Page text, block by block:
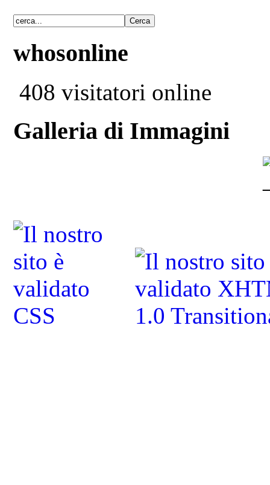
whosonline
408 visitatori online
Galleria di Immagini